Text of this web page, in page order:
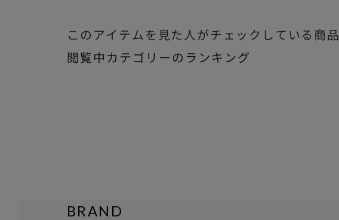
このアイテムを見た人がチェックしている商品
閲覧中カテゴリーのランキング
BRAND